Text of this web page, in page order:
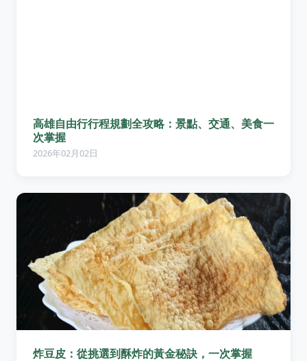
高雄自由行行程規劃全攻略：景點、交通、美食一
次掌握
2026年02月02日
炸豆皮：從挑選到酥炸的黃金秘訣，一次掌握